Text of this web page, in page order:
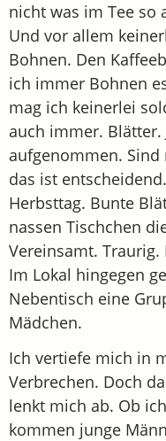
nicht was im Tee so
Und vor allem
Bohnen. Den
ich immer Bohnen
mag ich keinerlei
auch immer. Blätter.
aufgenommen.
das ist
Herbsttag. Bunte
nassen Tischchen
Vereinsamt. Traurig.
Im Lokal hingegen
Nebentisch eine
Mädchen.
Ich vertiefe mich in
Verbrechen. Doch
lenkt mich ab. Ob
kommen junge